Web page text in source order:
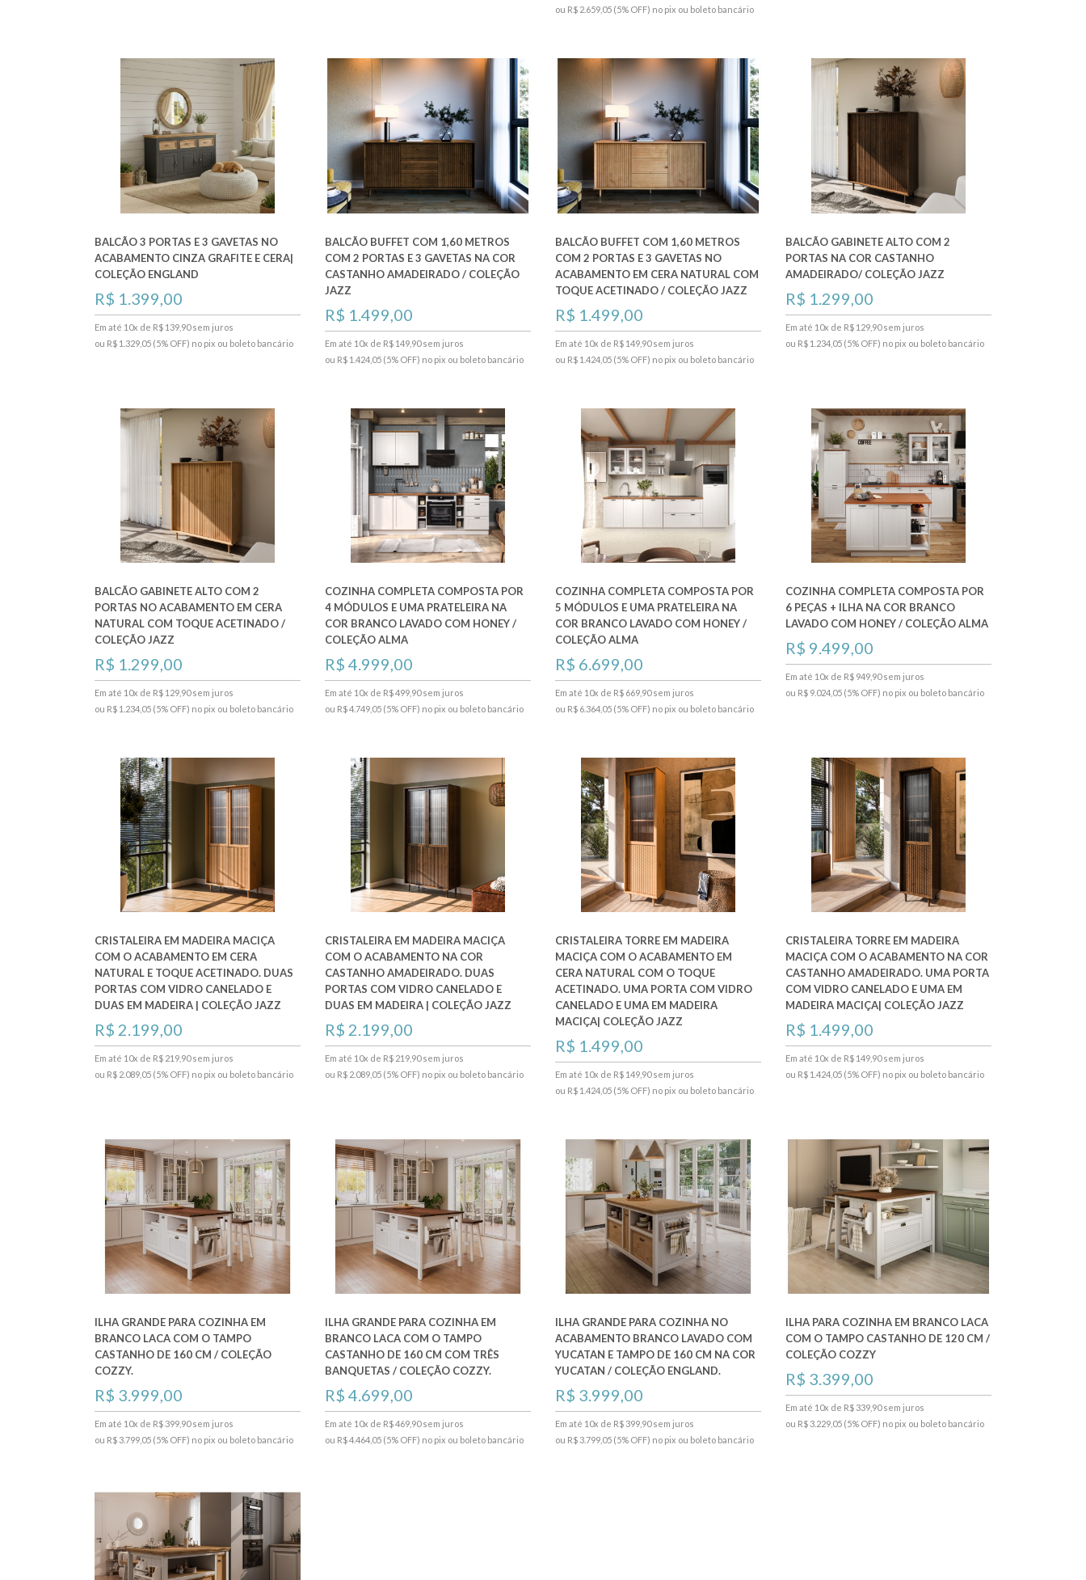
ou R$ 2.659,05 (5% OFF) no pix ou boleto bancário
BALCÃO 3 PORTAS E 3 GAVETAS NO
ACABAMENTO CINZA GRAFITE E CERA|
COLEÇÃO ENGLAND
R$ 1.399,00
Em até 10x de R$ 139,90 sem juros
ou R$ 1.329,05 (5% OFF) no pix ou boleto bancário
BALCÃO BUFFET COM 1,60 METROS
COM 2 PORTAS E 3 GAVETAS NA COR
CASTANHO AMADEIRADO / COLEÇÃO
JAZZ
R$ 1.499,00
Em até 10x de R$ 149,90 sem juros
ou R$ 1.424,05 (5% OFF) no pix ou boleto bancário
BALCÃO BUFFET COM 1,60 METROS
COM 2 PORTAS E 3 GAVETAS NO
ACABAMENTO EM CERA NATURAL COM
TOQUE ACETINADO / COLEÇÃO JAZZ
R$ 1.499,00
Em até 10x de R$ 149,90 sem juros
ou R$ 1.424,05 (5% OFF) no pix ou boleto bancário
BALCÃO GABINETE ALTO COM 2
PORTAS NA COR CASTANHO
AMADEIRADO/ COLEÇÃO JAZZ
R$ 1.299,00
Em até 10x de R$ 129,90 sem juros
ou R$ 1.234,05 (5% OFF) no pix ou boleto bancário
BALCÃO GABINETE ALTO COM 2
PORTAS NO ACABAMENTO EM CERA
NATURAL COM TOQUE ACETINADO /
COLEÇÃO JAZZ
R$ 1.299,00
Em até 10x de R$ 129,90 sem juros
ou R$ 1.234,05 (5% OFF) no pix ou boleto bancário
COZINHA COMPLETA COMPOSTA POR
4 MÓDULOS E UMA PRATELEIRA NA
COR BRANCO LAVADO COM HONEY /
COLEÇÃO ALMA
R$ 4.999,00
Em até 10x de R$ 499,90 sem juros
ou R$ 4.749,05 (5% OFF) no pix ou boleto bancário
COZINHA COMPLETA COMPOSTA POR
5 MÓDULOS E UMA PRATELEIRA NA
COR BRANCO LAVADO COM HONEY /
COLEÇÃO ALMA
R$ 6.699,00
Em até 10x de R$ 669,90 sem juros
ou R$ 6.364,05 (5% OFF) no pix ou boleto bancário
COZINHA COMPLETA COMPOSTA POR
6 PEÇAS + ILHA NA COR BRANCO
LAVADO COM HONEY / COLEÇÃO ALMA
R$ 9.499,00
Em até 10x de R$ 949,90 sem juros
ou R$ 9.024,05 (5% OFF) no pix ou boleto bancário
CRISTALEIRA EM MADEIRA MACIÇA
COM O ACABAMENTO EM CERA
NATURAL E TOQUE ACETINADO. DUAS
PORTAS COM VIDRO CANELADO E
DUAS EM MADEIRA | COLEÇÃO JAZZ
R$ 2.199,00
Em até 10x de R$ 219,90 sem juros
ou R$ 2.089,05 (5% OFF) no pix ou boleto bancário
CRISTALEIRA EM MADEIRA MACIÇA
COM O ACABAMENTO NA COR
CASTANHO AMADEIRADO. DUAS
PORTAS COM VIDRO CANELADO E
DUAS EM MADEIRA | COLEÇÃO JAZZ
R$ 2.199,00
Em até 10x de R$ 219,90 sem juros
ou R$ 2.089,05 (5% OFF) no pix ou boleto bancário
CRISTALEIRA TORRE EM MADEIRA
MACIÇA COM O ACABAMENTO EM
CERA NATURAL COM O TOQUE
ACETINADO. UMA PORTA COM VIDRO
CANELADO E UMA EM MADEIRA
MACIÇA| COLEÇÃO JAZZ
R$ 1.499,00
Em até 10x de R$ 149,90 sem juros
ou R$ 1.424,05 (5% OFF) no pix ou boleto bancário
CRISTALEIRA TORRE EM MADEIRA
MACIÇA COM O ACABAMENTO NA COR
CASTANHO AMADEIRADO. UMA PORTA
COM VIDRO CANELADO E UMA EM
MADEIRA MACIÇA| COLEÇÃO JAZZ
R$ 1.499,00
Em até 10x de R$ 149,90 sem juros
ou R$ 1.424,05 (5% OFF) no pix ou boleto bancário
ILHA GRANDE PARA COZINHA EM
BRANCO LACA COM O TAMPO
CASTANHO DE 160 CM / COLEÇÃO
COZZY.
R$ 3.999,00
Em até 10x de R$ 399,90 sem juros
ou R$ 3.799,05 (5% OFF) no pix ou boleto bancário
ILHA GRANDE PARA COZINHA EM
BRANCO LACA COM O TAMPO
CASTANHO DE 160 CM COM TRÊS
BANQUETAS / COLEÇÃO COZZY.
R$ 4.699,00
Em até 10x de R$ 469,90 sem juros
ou R$ 4.464,05 (5% OFF) no pix ou boleto bancário
ILHA GRANDE PARA COZINHA NO
ACABAMENTO BRANCO LAVADO COM
YUCATAN E TAMPO DE 160 CM NA COR
YUCATAN / COLEÇÃO ENGLAND.
R$ 3.999,00
Em até 10x de R$ 399,90 sem juros
ou R$ 3.799,05 (5% OFF) no pix ou boleto bancário
ILHA PARA COZINHA EM BRANCO LACA
COM O TAMPO CASTANHO DE 120 CM /
COLEÇÃO COZZY
R$ 3.399,00
Em até 10x de R$ 339,90 sem juros
ou R$ 3.229,05 (5% OFF) no pix ou boleto bancário